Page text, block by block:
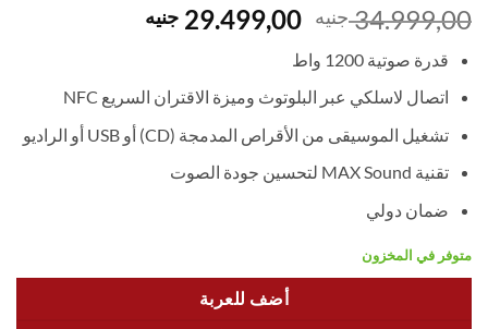
34.999,00 جنيه السعر
الأصلي
هو:
34.999,00 EGP.
29.499,00 جنيه
29.499,00 EGP.
قدرة صوتية 1200 واط
اتصال لاسلكي عبر البلوتوث وميزة الاقتران السريع NFC
تشغيل الموسيقى من الأقراص المدمجة (CD) أو USB أو الراديو
تقنية MAX Sound لتحسين جودة الصوت
ضمان دولي
متوفر في المخزون
أضف للعربة